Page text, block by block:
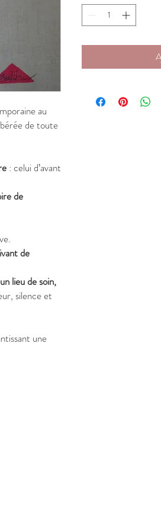
au
de toute
: celui d’avant
de
de
lieu de soin,
silence et
une